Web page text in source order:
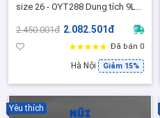
size 26 - OYT288 Dung tích 9L
gà
2.450.001đ 2.082.501đ
Đã bán 0
Hà Nội Giảm 15%
Yêu thích